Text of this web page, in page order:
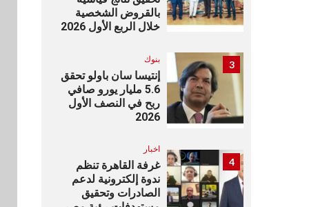
بالقروض الشخصية
خلال الربع الأول 2026
3 بنوك
إنتيسا سان باولو تحقق
5.6 مليار يورو صافي
ربح في النصف الأول
2026
4
اخبار
غرفة القاهرة تنظم
ندوة إلكترونية لدعم
الصادرات وتحقيق